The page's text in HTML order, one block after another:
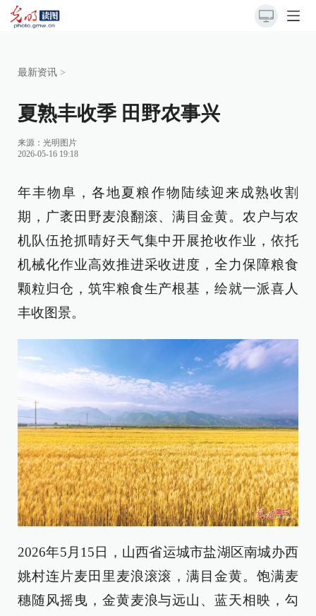
最新资讯 >
夏熟丰收季 田野农事兴
来源： 光明图片
2026-05-16 19:18
年丰物阜，各地夏粮作物陆续迎来成熟收割
期，广袤田野麦浪翻滚、满目金黄。农户与农
机队伍抢抓晴好天气集中开展抢收作业，依托
机械化作业高效推进采收进度，全力保障粮食
颗粒归仓，筑牢粮食生产根基，绘就一派喜人
丰收图景。
2026年5月15日，山西省运城市盐湖区南城办西
姚村连片麦田里麦浪滚滚，满目金黄。饱满麦
穗随风摇曳，金黄麦浪与远山、蓝天相映，勾